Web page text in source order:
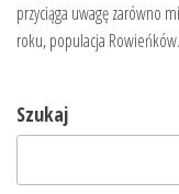
przyciąga uwagę zarówno
roku, populacja
Szukaj